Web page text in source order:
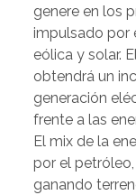
genere en los
impulsado por
eólica y solar.
obtendrá un
generación
frente a las
El mix de la
por el
ganando